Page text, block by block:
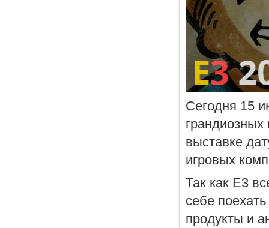
Сегодня 15
выставке
игровых
Так как E3
себе
продукты и